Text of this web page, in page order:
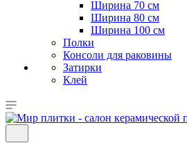
Ширина 70 см
Ширина 80 см
Ширина 100 см
Полки
Консоли для раковины
Затирки
Клей